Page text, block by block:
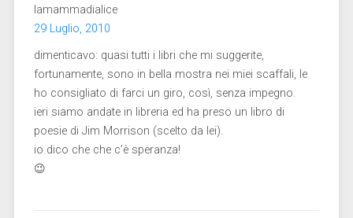
lamammadialice
29 Luglio, 2010
dimenticavo: quasi tutti i libri che mi suggerite,
fortunamente, sono in bella mostra nei miei scaffali, le
ho consigliato di farci un giro, così, senza impegno.
ieri siamo andate in libreria ed ha preso un libro di
poesie di Jim Morrison (scelto da lei).
io dico che che c’è speranza!
😉